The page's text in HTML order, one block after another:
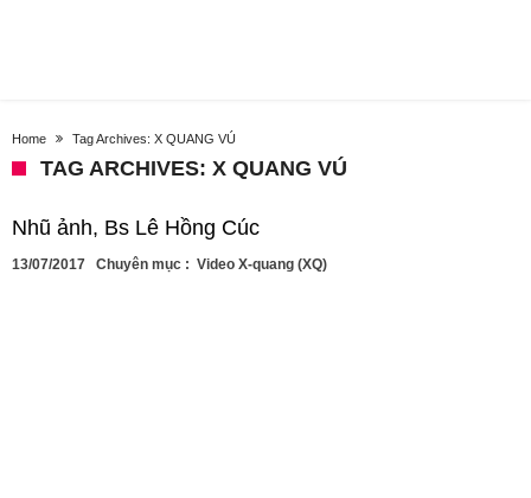
Home Tag Archives: X QUANG VÚ
TAG ARCHIVES: X QUANG VÚ
Nhũ ảnh, Bs Lê Hồng Cúc
13/07/2017 Chuyên mục : Video X-quang (XQ)